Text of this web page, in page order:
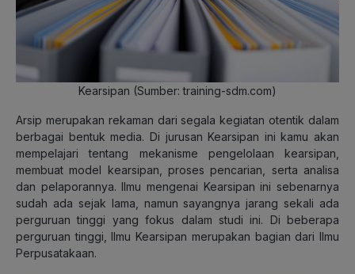
Kearsipan (Sumber: training-sdm.com)
Arsip merupakan rekaman dari segala kegiatan otentik dalam
berbagai bentuk media. Di jurusan Kearsipan ini kamu akan
mempelajari tentang mekanisme pengelolaan kearsipan,
membuat model kearsipan, proses pencarian, serta analisa
dan pelaporannya. Ilmu mengenai Kearsipan ini sebenarnya
sudah ada sejak lama, namun sayangnya jarang sekali ada
perguruan tinggi yang fokus dalam studi ini. Di beberapa
perguruan tinggi, Ilmu Kearsipan merupakan bagian dari Ilmu
Perpusatakaan.